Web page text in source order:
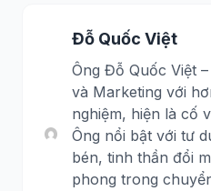
Đỗ Quốc Việt
Ông Đỗ Quốc Việt
và Marketing với
nghiệm, hiện là cố
Ông nổi bật với tư
bén, tinh thần đổi
phong trong